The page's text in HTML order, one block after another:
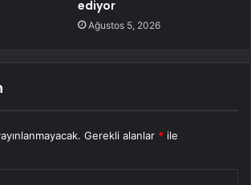
ediyor
Ağustos 5, 2026
Gerekli alanlar * ile